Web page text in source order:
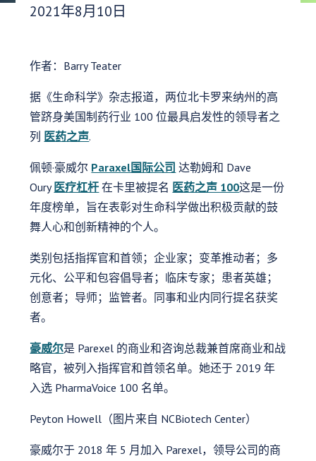
发布日期：
2021年8月10日
作者：Barry Teater
据《生命科学》杂志报道，两位北卡罗来纳州的高
管跻身美国制药行业 100 位最具启发性的领导者之
列 医药之声.
佩顿·豪威尔 Paraxel国际公司 达勒姆和 Dave
Oury医疗杠杆 在卡里被提名 医药之声 100这是一份
年度榜单，旨在表彰对生命科学做出积极贡献的鼓
舞人心和创新精神的个人。
类别包括指挥官和首领；企业家；变革推动者；多
元化、公平和包容倡导者；临床专家；患者英雄；
创意者；导师；监管者。同事和业内同行提名获奖
者。
豪威尔是 Parexel 的商业和咨询总裁兼首席商业和战
略官，被列入指挥官和首领名单。她还于 2019 年
入选 PharmaVoice 100 名单。
Peyton Howell（图片来自 NCBiotech Center）
豪威尔于 2018 年 5 月加入 Parexel，领导公司的商